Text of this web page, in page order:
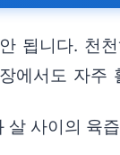
됩니다. 천
에서도 자주
사이의 육